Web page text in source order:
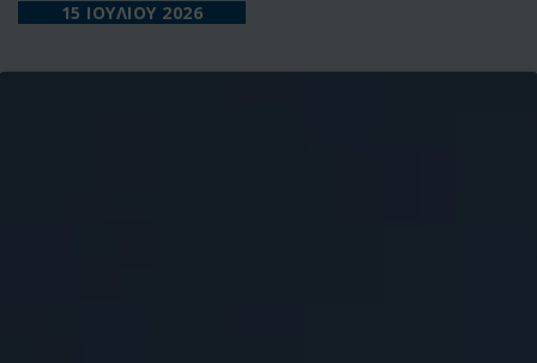
15 ΙΟΥΛΙΟΥ 2026